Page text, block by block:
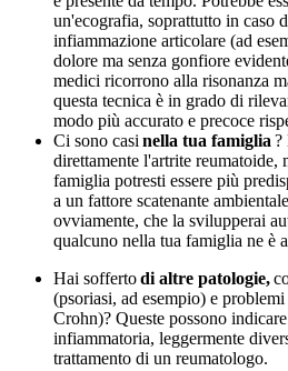
un'ecografia, soprattutto in caso
infiammazione articolare (ad
dolore ma senza gonfiore
medici ricorrono alla risonanza
questa tecnica è in grado di
modo più accurato e precoce
Ci sono casi nella tua famiglia ?
direttamente l'artrite reumatoide,
famiglia potresti essere più
a un fattore scatenante
ovviamente, che la svilupperai
qualcuno nella tua famiglia ne è
Hai soffertodi altre patologie,
(psoriasi, ad esempio) e
Crohn)? Queste possono
infiammatoria, leggermente
trattamento di un reumatologo.